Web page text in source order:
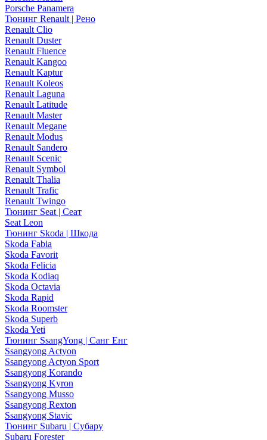
Porsche Panamera
Тюнинг Renault | Рено
Renault Clio
Renault Duster
Renault Fluence
Renault Kangoo
Renault Kaptur
Renault Koleos
Renault Laguna
Renault Latitude
Renault Master
Renault Megane
Renault Modus
Renault Sandero
Renault Scenic
Renault Symbol
Renault Thalia
Renault Trafic
Renault Twingo
Тюнинг Seat | Сеат
Seat Leon
Тюнинг Skoda | Шкода
Skoda Fabia
Skoda Favorit
Skoda Felicia
Skoda Kodiaq
Skoda Octavia
Skoda Rapid
Skoda Roomster
Skoda Superb
Skoda Yeti
Тюнинг SsangYong | Санг Енг
Ssangyong Actyon
Ssangyong Actyon Sport
Ssangyong Korando
Ssangyong Kyron
Ssangyong Musso
Ssangyong Rexton
Ssangyong Stavic
Тюнинг Subaru | Субару
Subaru Forester